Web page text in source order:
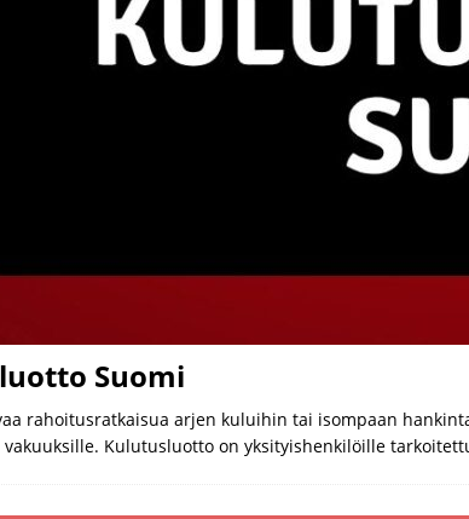
Suomi
rahoitusratkaisua arjen kuluihin tai isompaan
Kulutusluotto on yksityishenkilöille